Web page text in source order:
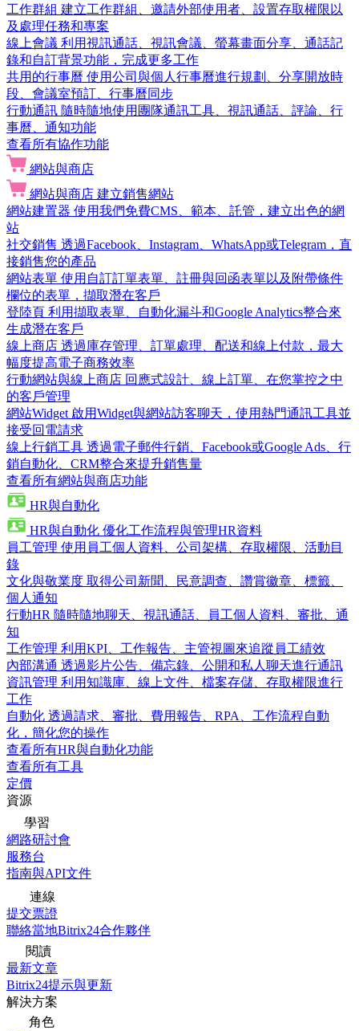
工作群組 建立工作群組、邀請外部使用者、設置存取權限以
及處理任務和專案
線上會議 利用視訊通話、視訊會議、螢幕畫面分享、通話記
錄和自訂背景功能，完成更多工作
共用的行事曆 使用公司與個人行事曆進行規劃、分享開放時
段、會議室預訂、行事曆同步
行動通訊 隨時隨地使用團隊通訊工具、視訊通話、評論、行
事曆、通知功能
查看所有協作功能
網站與商店
網站與商店 建立銷售網站
網站建置器 使用我們免費CMS、範本、託管，建立出色的網
站
社交銷售 透過Facebook、Instagram、WhatsApp或Telegram，直
接銷售您的產品
網站表單 使用自訂訂單表單、註冊與回函表單以及附帶條件
欄位的表單，擷取潛在客戶
登陸頁 利用擷取表單、自動化漏斗和Google Analytics整合來
生成潛在客戶
線上商店 透過庫存管理、訂單處理、配送和線上付款，最大
幅度提高電子商務效率
行動網站與線上商店 回應式設計、線上訂單、在您掌控之中
的客戶管理
網站Widget 啟用Widget與網站訪客聊天，使用熱門通訊工具並
接受回電請求
線上行銷工具 透過電子郵件行銷、Facebook或Google Ads、行
銷自動化、CRM整合來提升銷售量
查看所有網站與商店功能
HR與自動化
HR與自動化 優化工作流程與管理HR資料
員工管理 使用員工個人資料、公司架構、存取權限、活動目
錄
文化與敬業度 取得公司新聞、民意調查、讚賞徽章、標籤、
個人通知
行動HR 隨時隨地聊天、視訊通話、員工個人資料、審批、通
知
工作管理 利用KPI、工作報告、主管視圖來追蹤員工績效
內部溝通 透過影片公告、備忘錄、公開和私人聊天進行通訊
資訊管理 利用知識庫、線上文件、檔案存儲、存取權限進行
工作
自動化 透過請求、審批、費用報告、RPA、工作流程自動
化，簡化您的操作
查看所有HR與自動化功能
查看所有工具
定價
資源
學習
網路研討會
服務台
指南與API文件
連線
提交票證
聯絡當地Bitrix24合作夥伴
閱讀
最新文章
Bitrix24提示與更新
解決方案
角色